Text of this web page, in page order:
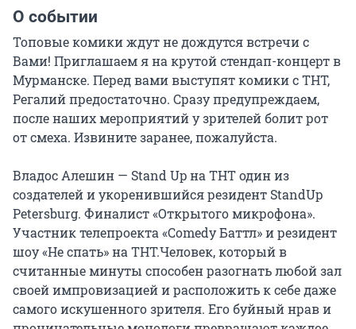
О событии
Топовые комики ждут не дождутся встречи с
Вами! Приглашаем я на крутой стендап-концерт в
Мурманске. Перед вами выступят комики с ТНТ,
Регалий предостаточно. Сразу предупреждаем,
после наших мероприятий у зрителей болит рот
от смеха. Извините заранее, пожалуйста.
Владос Алешин — Stand Up на ТНТ один из
создателей и укоренившийся резидент StandUp
Petersburg. Финалист «Открытого микрофона».
Участник телепроекта «Comedy Баттл» и резидент
шоу «Не спать» на ТНТ.Человек, который в
считанные минуты способен разогнать любой зал
своей импровизацией и расположить к себе даже
самого искушенного зрителя. Его буйный нрав и